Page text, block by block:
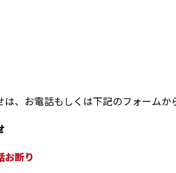
は、お電話もしくは下記のフォームか
断り